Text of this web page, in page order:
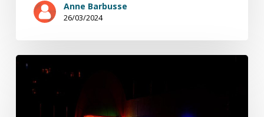
Anne Barbusse
26/03/2024
How
you,